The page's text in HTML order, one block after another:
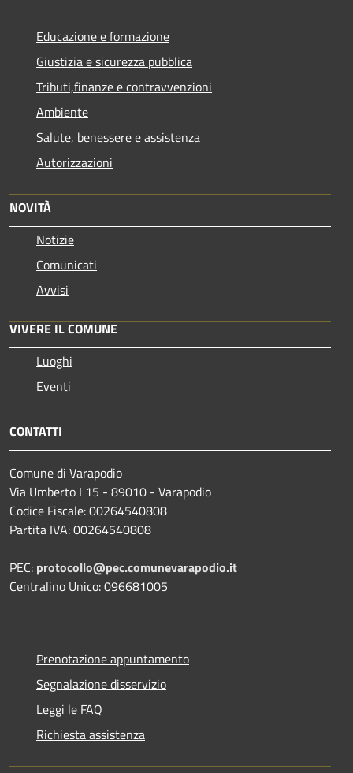
Educazione e formazione
Giustizia e sicurezza pubblica
Tributi,finanze e contravvenzioni
Ambiente
Salute, benessere e assistenza
Autorizzazioni
NOVITÀ
Notizie
Comunicati
Avvisi
VIVERE IL COMUNE
Luoghi
Eventi
CONTATTI
Comune di Varapodio
Via Umberto I 15 - 89010 - Varapodio
Codice Fiscale: 00264540808
Partita IVA: 00264540808
PEC: protocollo@pec.comunevarapodio.it
Centralino Unico: 096681005
Prenotazione appuntamento
Segnalazione disservizio
Leggi le FAQ
Richiesta assistenza